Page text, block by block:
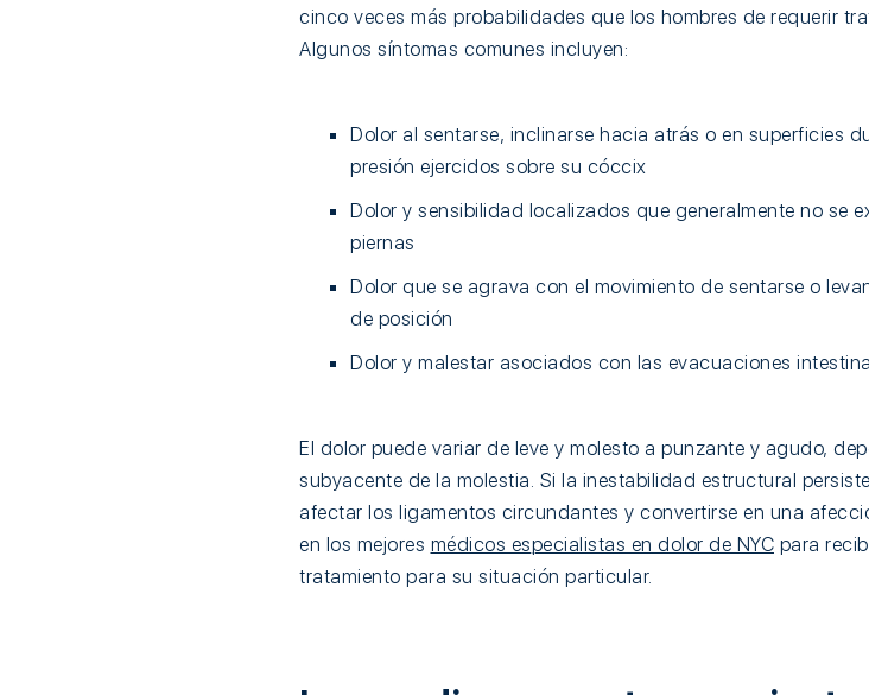
cinco veces más probabilidades que los hombres de requerir
Algunos síntomas comunes incluyen:
Dolor al sentarse, inclinarse hacia atrás o en superficies
presión ejercidos sobre su cóccix
Dolor y sensibilidad localizados que generalmente no se
piernas
Dolor que se agrava con el movimiento de sentarse o
de posición
Dolor y malestar asociados con las evacuaciones
El dolor puede variar de leve y molesto a punzante y agudo,
subyacente de la molestia. Si la inestabilidad estructural
afectar los ligamentos circundantes y convertirse en una
en los mejores médicos especialistas en dolor de NYC para
tratamiento para su situación particular.